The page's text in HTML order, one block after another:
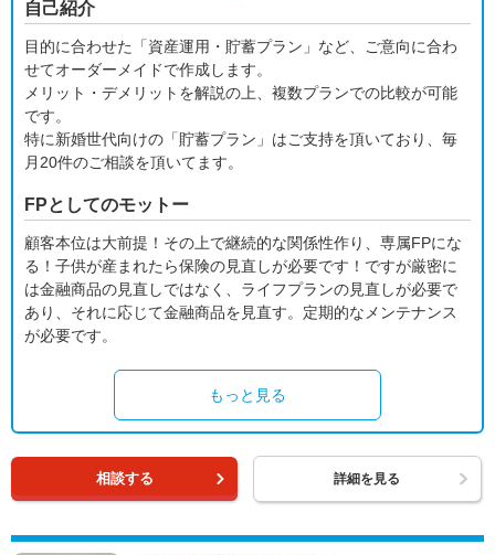
自己紹介
目的に合わせた「資産運用・貯蓄プラン」など、ご意向に合わ
せてオーダーメイドで作成します。
メリット・デメリットを解説の上、複数プランでの比較が可能
です。
特に新婚世代向けの「貯蓄プラン」はご支持を頂いており、毎
月20件のご相談を頂いてます。
FPとしてのモットー
顧客本位は大前提！その上で継続的な関係性作り、専属FPにな
る！子供が産まれたら保険の見直しが必要です！ですが厳密に
は金融商品の見直しではなく、ライフプランの見直しが必要で
あり、それに応じて金融商品を見直す。定期的なメンテナンス
が必要です。
もっと見る
相談する 詳細を見る